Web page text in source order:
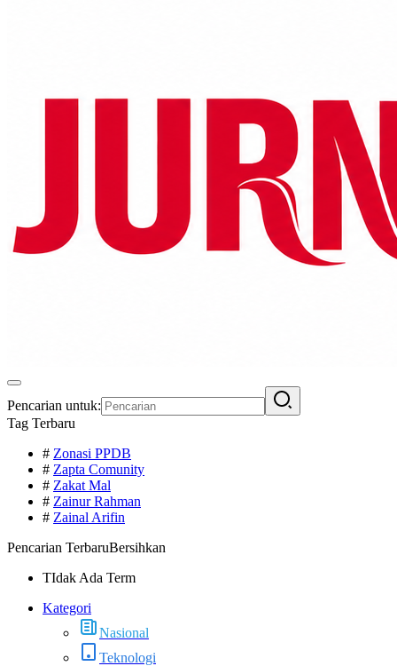
Pencarian untuk:
Tag Terbaru
# Zonasi PPDB
# Zapta Comunity
# Zakat Mal
# Zainur Rahman
# Zainal Arifin
Pencarian TerbaruBersihkan
TIdak Ada Term
Kategori
Nasional
Teknologi